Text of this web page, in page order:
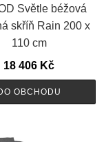
Světle béžová
skříň Rain 200 x
110 cm
18 406 Kč
OBCHODU